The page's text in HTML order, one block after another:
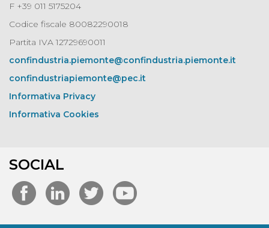
F +39 011 5175204
Codice fiscale 80082290018
Partita IVA 12729690011
confindustria.piemonte@confindustria.piemonte.it
confindustriapiemonte@pec.it
Informativa Privacy
Informativa Cookies
SOCIAL